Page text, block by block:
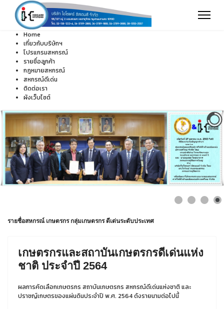
Home
เกี่ยวกับบริษัทฯ
โปรแกรมสหกรณ์
รายชื่อลูกค้า
กฎหมายสหกรณ์
สหกรณ์ดีเด่น
ติดต่อเรา
ผังเว็บไซต์
รายชื่อสหกรณ์ เกษตรกร กลุ่มเกษตรกร ดีเด่นระดับประเทศ
เกษตรกรและสถาบันเกษตรกรดีเด่นแห่ง
ชาติ ประจำปี 2564
ผลการคัดเลือกเกษตรกร สถาบันเกษตรกร สหกรณ์ดีเด่นแห่งชาติ และ
ปราชญ์เกษตรของแผ่นดินประจำปี พ.ศ. 2564 ดังรายนามต่อไปนี้